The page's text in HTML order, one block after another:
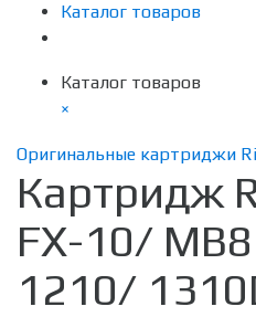
Каталог товаров
Каталог товаров
×
Оригинальные картриджи
Картридж
FX-10/
1210/